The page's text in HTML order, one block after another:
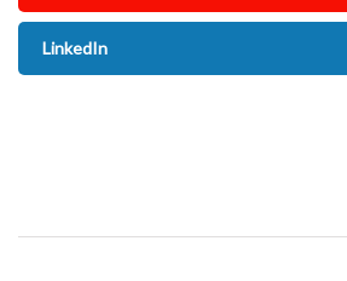
LinkedIn